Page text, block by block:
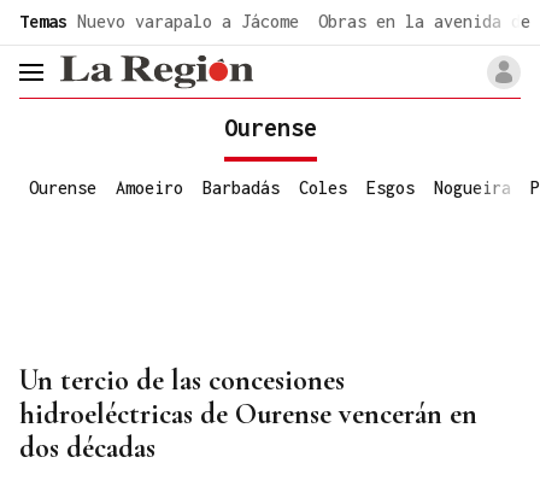
Temas Nuevo varapalo a Jácome Obras en la avenida de
header.menu.open
Ourense
Ourense Amoeiro Barbadás Coles Esgos Nogueira
Un tercio de las concesiones
hidroeléctricas de Ourense vencerán en
dos décadas